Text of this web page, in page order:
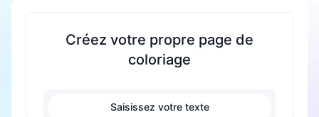
Créez votre propre page de
coloriage
Saisissez votre texte